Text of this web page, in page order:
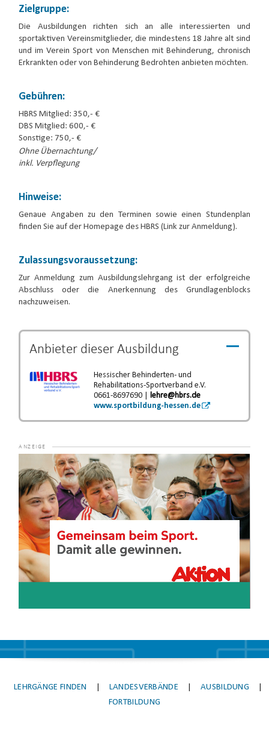
Zielgruppe:
Die Ausbildungen richten sich an alle interessierten und
sportaktiven Vereinsmitglieder, die mindestens 18 Jahre alt sind
und im Verein Sport von Menschen mit Behinderung, chronisch
Erkrankten oder von Behinderung Bedrohten anbieten möchten.
Gebühren:
HBRS Mitglied: 350,- €
DBS Mitglied: 600,- €
Sonstige: 750,- €
Ohne Übernachtung/
inkl. Verpflegung
Hinweise:
Genaue Angaben zu den Terminen sowie einen Stundenplan
finden Sie auf der Homepage des HBRS (Link zur Anmeldung).
Zulassungsvoraussetzung:
Zur Anmeldung zum Ausbildungslehrgang ist der erfolgreiche
Abschluss oder die Anerkennung des Grundlagenblocks
nachzuweisen.
Anbieter dieserAusbildung
Hessischer Behinderten- und
Rehabilitations-Sportverband e.V.
0661-8697690 |
lehre@hbrs.de
www.sportbildung-hessen.de
Player
LEHRGÄNGE FINDEN LANDESVERBÄNDE AUSBILDUNG
FORTBILDUNG